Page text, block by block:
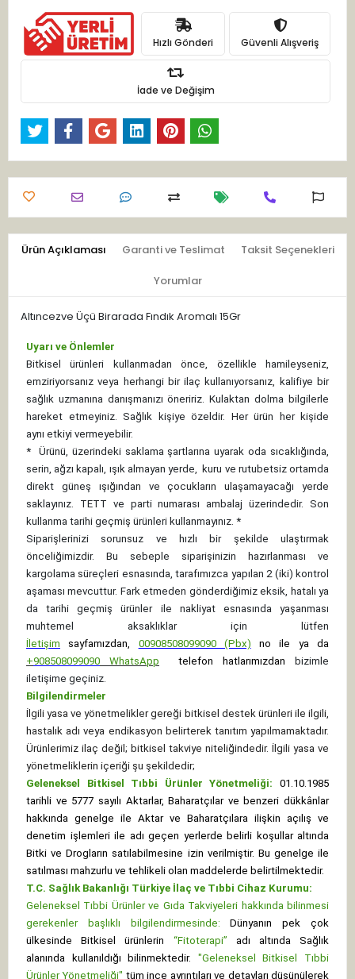
Hızlı Gönderi Güvenli Alışveriş
İade ve Değişim
Ürün Açıklaması Garanti ve Teslimat Taksit Seçenekleri
Yorumlar
Altıncezve Üçü Birarada Fındık Aromalı 15Gr
Uyarı ve Önlemler
Bitkisel ürünleri kullanmadan önce, özellikle hamileyseniz,
emziriyorsanız veya herhangi bir ilaç kullanıyorsanız, kalifiye bir
sağlık uzmanına danışmanızı öneririz. Kulaktan dolma bilgilerle
hareket etmeyiniz. Sağlık kişiye özeldir. Her ürün her kişide
aynı etkiyi vermeyebilir.
*
Ürünü, üzerindeki saklama şartlarına uyarak oda sıcaklığında,
serin, ağzı kapalı, ışık almayan yerde, kuru ve rutubetsiz ortamda
direkt güneş ışığından ve çocukların ulaşamayacağı yerde
saklayınız. TETT ve parti numarası ambalaj üzerindedir. Son
kullanma tarihi geçmiş ürünleri kullanmayınız. *
Siparişlerinizi sorunsuz ve hızlı bir şekilde ulaştırmak
önceliğimizdir. Bu sebeple siparişinizin hazırlanması ve
kargolama süreçleri esnasında, tarafımızca yapılan 2 (iki) kontrol
aşaması mevcuttur. Fark etmeden gönderdiğimiz eksik, hatalı ya
da tarihi geçmiş ürünler ile nakliyat esnasında yaşanması
muhtemel aksaklıklar için lütfen
İletişim
sayfamızdan, 00908508099090 (Pbx) no ile ya da
+908508099090 WhatsApp telefon hatlarımızdan bizimle
iletişime geçiniz.
Bilgilendirmeler
İlgili yasa ve yönetmelikler gereği bitkisel destek ürünleri ile ilgili,
hastalık adı veya endikasyon belirterek tanıtım yapılmamaktadır.
Ürünlerimiz ilaç değil; bitkisel takviye niteliğindedir. İlgili yasa ve
yönetmeliklerin içeriği şu şekildedir;
Geleneksel Bitkisel Tıbbi Ürünler Yönetmeliği: 01.10.1985
tarihli ve 5777 sayılı Aktarlar, Baharatçılar ve benzeri dükkânlar
hakkında genelge ile Aktar ve Baharatçılara ilişkin açılış ve
denetim işlemleri ile adı geçen yerlerde belirli koşullar altında
Bitki ve Drogların satılabilmesine izin verilmiştir. Bu genelge ile
satılması mahzurlu ve tehlikeli olan maddelerde belirtilmektedir.
T.C. Sağlık Bakanlığı Türkiye İlaç ve Tıbbi Cihaz Kurumu:
Geleneksel Tıbbi Ürünler ve Gıda Takviyeleri hakkında bilinmesi
gerekenler başlıklı bilgilendirmesinde:
Dünyanın pek çok
ülkesinde Bitkisel ürünlerin “Fitoterapi” adı altında Sağlık
alanında kullanıldığı bilinmektedir. "Geleneksel Bitkisel Tıbbi
Ürünler Yönetmeliği" tüm ince ayrıntıları ve detayları düşünülerek